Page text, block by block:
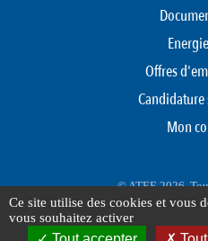
Offres
Mon
© ATEE 2026.
Protection des données
Ce site utilise des cookies et vous
vous souhaitez activer